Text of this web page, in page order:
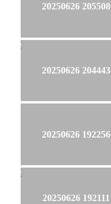
20250626 205508
20250626 204443
20250626 192256
20250626 192111